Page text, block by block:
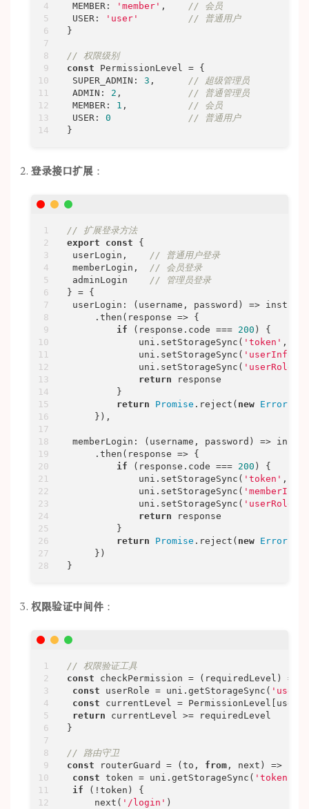
MEMBER : 'member' , // 会员
USER : 'user'
// 普通用户
}
// 权限级别
const PermissionLevel = {
SUPER_ADMIN : 3 , // 超级管理员
ADMIN : 2 , // 普通管理员
MEMBER : 1 , // 会员
USER : 0
// 普通用户
}
登录接口扩展 ：
// 扩展登录方法
export
const {
userLogin, // 普通用户登录
memberLogin, // 会员登录
adminLogin // 管理员登录
} = {
userLogin : ( username, password ) =>
     .then(
response => {
if (response.code === 200 ) {
             uni.setStorageSync(
'token' ,
             uni.setStorageSync(
'userInfo'
             uni.setStorageSync(
'userRole'
return response
         }
return
Promise .reject( new Error
     }),
memberLogin : ( username, password ) =>
     .then(
response => {
if (response.code === 200 ) {
             uni.setStorageSync(
'token' ,
             uni.setStorageSync(
'memberInfo'
             uni.setStorageSync(
'userRole'
return response
         }
return
Promise .reject( new Error
     })
}
权限验证中间件 ：
// 权限验证工具
const checkPermission = ( requiredLevel ) =>
const userRole = uni.getStorageSync(
const currentLevel =
return currentLevel >= requiredLevel
}
// 路由守卫
const routerGuard = ( to, from , next ) =>
const token = uni.getStorageSync( 'token'
if (!token) {
     next(
'/login' )